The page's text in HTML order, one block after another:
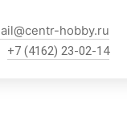
hobby.ru
+7 (4162) 23-02-14